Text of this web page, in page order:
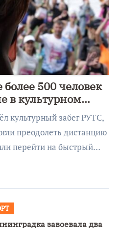
500 человек
в культурном
культурный забег РУТС,
преодолеть дистанцию
перейти на быстрый…
завоевала два